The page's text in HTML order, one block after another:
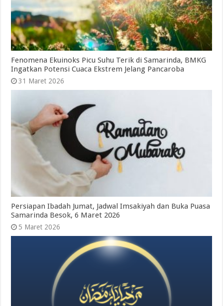
Fenomena Ekuinoks Picu Suhu Terik di Samarinda, BMKG
Ingatkan Potensi Cuaca Ekstrem Jelang Pancaroba
31 Maret 2026
Persiapan Ibadah Jumat, Jadwal Imsakiyah dan Buka Puasa
Samarinda Besok, 6 Maret 2026
5 Maret 2026